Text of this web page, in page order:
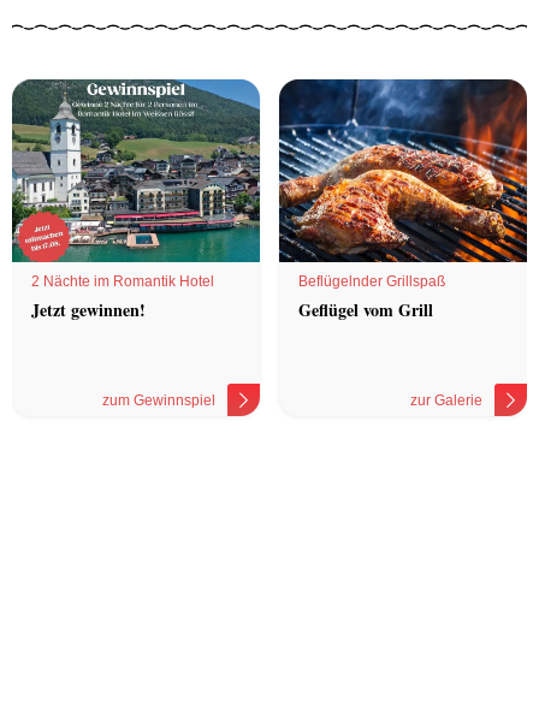
2 Nächte im Romantik Hotel
Jetzt gewinnen!
zum Gewinnspiel
Beflügelnder Grillspaß
Geflügel vom Grill
zur Galerie